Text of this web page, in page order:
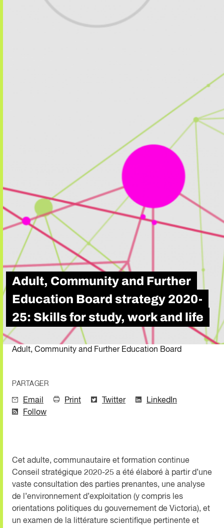
Adult, Community and Further
Education Board strategy 2020-
25: Skills for study, work and life
Adult, Community and Further Education Board
PARTAGER
Email Print Twitter
LinkedIn
Follow
Cet adulte, communautaire et formation continue
Conseil stratégique 2020-25 a été élaboré à partir d’une
vaste consultation des parties prenantes, une analyse
de l’environnement d’exploitation (y compris les
orientations politiques du gouvernement de Victoria), et
un examen de la littérature scientifique pertinente et